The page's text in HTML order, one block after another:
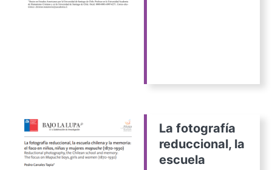
La fotografía
reduccional, la
escuela